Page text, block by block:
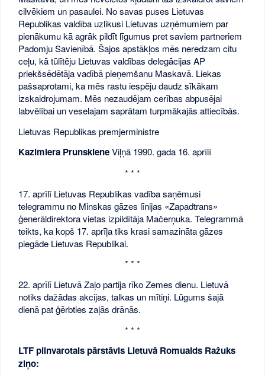
cilvēkiem un pasaulei. No savas puses Lietuvas
Republikas valdība uzlikusi Lietuvas uzņēmumiem par
pienākumu kā agrāk pildīt līgumus pret saviem partneriem
Padomju Savienībā. Šajos apstākļos mēs neredzam citu
ceļu, kā tūlītēju Lietuvas valdības delegācijas AP
priekšsēdētāja vadībā pieņemšanu Maskavā. Liekas
pašsaprotami, ka mēs rastu iespēju daudz sīkākam
izskaidrojumam. Mēs nezaudējam cerības abpusējai
labvēlībai un veselajam saprātam turpmākajās attiecībās.
Lietuvas Republikas premjerministre
Kazimiera PrunskieneViļņā 1990. gada 16. aprīlī
* * *
17. aprīlī Lietuvas Republikas vadība saņēmusi
telegrammu no Minskas gāzes līnijas «Zapadtrans»
ģenerāldirektora vietas izpildītāja Mačerņuka. Telegrammā
teikts, ka kopš 17. aprīļa tiks krasi samazināta gāzes
piegāde Lietuvas Republikai.
* * *
22. aprīlī Lietuvā Zaļo partija rīko Zemes dienu. Lietuvā
notiks dažādas akcijas, talkas un mītiņi. Lūgums šajā
dienā pat ģērbties zaļās drānās.
* * *
LTF pilnvarotais pārstāvis Lietuvā Romualds Ražuks
ziņo: